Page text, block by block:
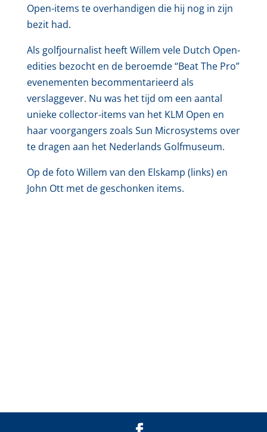
Open-items te overhandigen die hij nog in zijn
bezit had.
Als golfjournalist heeft Willem vele Dutch Open-
edities bezocht en de beroemde “Beat The Pro”
evenementen becommentarieerd als
verslaggever. Nu was het tijd om een aantal
unieke collector-items van het KLM Open en
haar voorgangers zoals Sun Microsystems over
te dragen aan het Nederlands Golfmuseum.
Op de foto Willem van den Elskamp (links) en
John Ott met de geschonken items.